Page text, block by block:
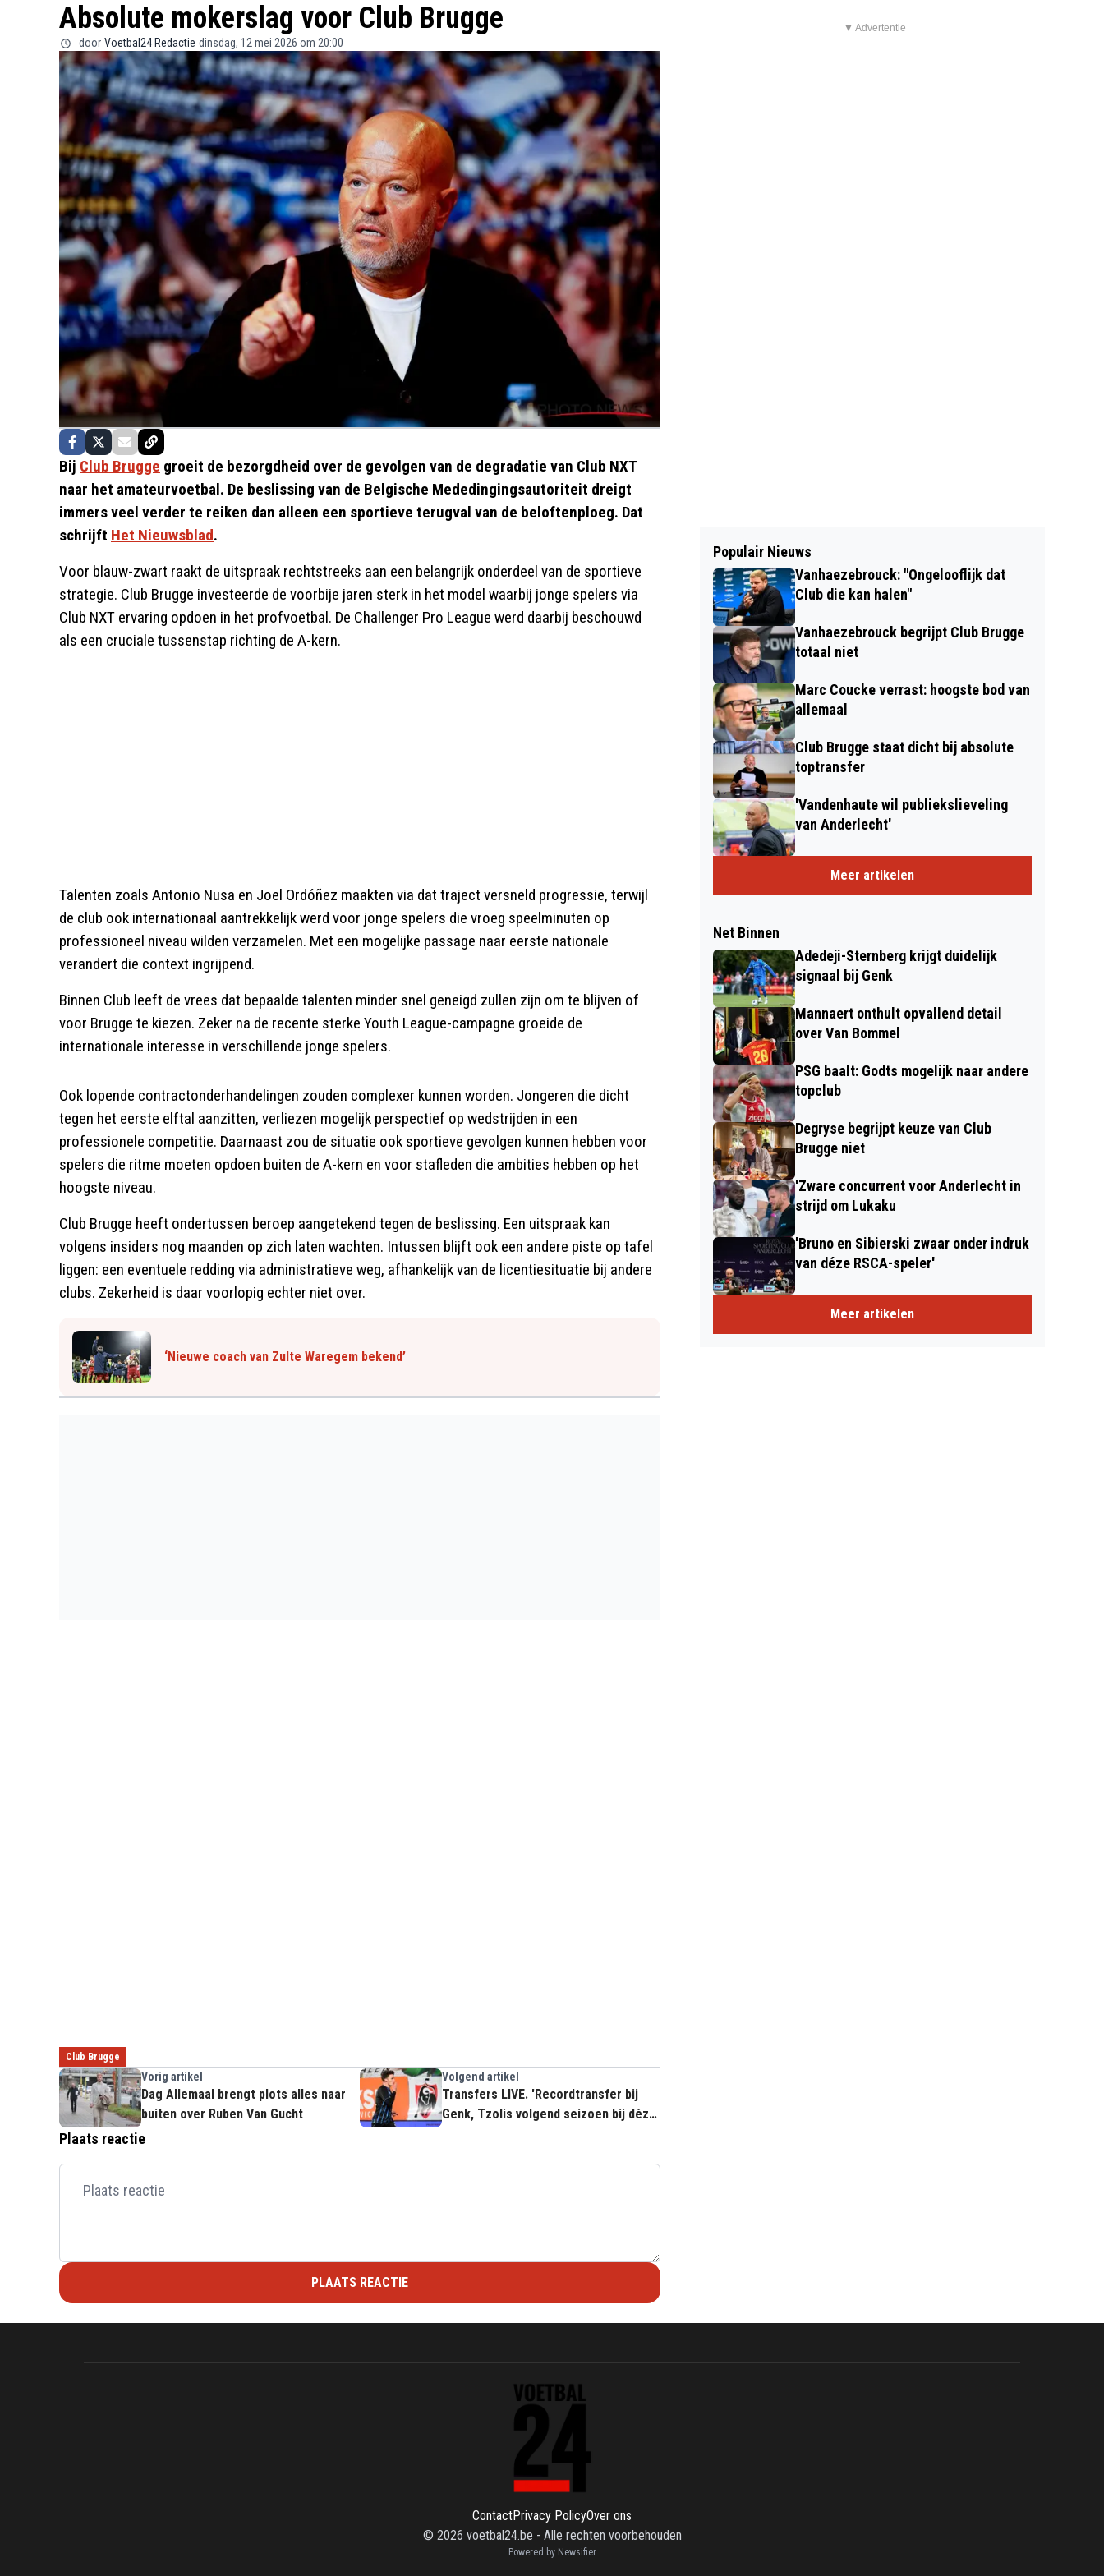
Absolute mokerslag voor Club Brugge
door Voetbal24 Redactie dinsdag, 12 mei 2026 om 20:00
Bij Club Brugge groeit de bezorgdheid over de gevolgen van de degradatie van Club NXT
naar het amateurvoetbal. De beslissing van de Belgische Mededingingsautoriteit dreigt
immers veel verder te reiken dan alleen een sportieve terugval van de beloftenploeg. Dat
schrijft Het Nieuwsblad.
Voor blauw-zwart raakt de uitspraak rechtstreeks aan een belangrijk onderdeel van de sportieve
strategie. Club Brugge investeerde de voorbije jaren sterk in het model waarbij jonge spelers via
Club NXT ervaring opdoen in het profvoetbal. De Challenger Pro League werd daarbij beschouwd
als een cruciale tussenstap richting de A-kern.
Talenten zoals Antonio Nusa en Joel Ordóñez maakten via dat traject versneld progressie, terwijl
de club ook internationaal aantrekkelijk werd voor jonge spelers die vroeg speelminuten op
professioneel niveau wilden verzamelen. Met een mogelijke passage naar eerste nationale
verandert die context ingrijpend.
Binnen Club leeft de vrees dat bepaalde talenten minder snel geneigd zullen zijn om te blijven of
voor Brugge te kiezen. Zeker na de recente sterke Youth League-campagne groeide de
internationale interesse in verschillende jonge spelers.
Ook lopende contractonderhandelingen zouden complexer kunnen worden. Jongeren die dicht
tegen het eerste elftal aanzitten, verliezen mogelijk perspectief op wedstrijden in een
professionele competitie. Daarnaast zou de situatie ook sportieve gevolgen kunnen hebben voor
spelers die ritme moeten opdoen buiten de A-kern en voor stafleden die ambities hebben op het
hoogste niveau.
Club Brugge heeft ondertussen beroep aangetekend tegen de beslissing. Een uitspraak kan
volgens insiders nog maanden op zich laten wachten. Intussen blijft ook een andere piste op tafel
liggen: een eventuele redding via administratieve weg, afhankelijk van de licentiesituatie bij andere
clubs. Zekerheid is daar voorlopig echter niet over.
‘Nieuwe coach van Zulte Waregem bekend’
Club Brugge
Vorig artikel
Dag Allemaal brengt plots alles naar
buiten over Ruben Van Gucht
Volgend artikel
Transfers LIVE. 'Recordtransfer bij
Genk, Tzolis volgend seizoen bij déze
Plaats reactie
PLAATS REACTIE
▼ Advertentie
Populair Nieuws
Vanhaezebrouck: "Ongelooflijk dat
Club die kan halen"
Vanhaezebrouck begrijpt Club Brugge
totaal niet
Marc Coucke verrast: hoogste bod van
allemaal
Club Brugge staat dicht bij absolute
toptransfer
'Vandenhaute wil publiekslieveling
van Anderlecht'
Meer artikelen
Net Binnen
Adedeji-Sternberg krijgt duidelijk
signaal bij Genk
Mannaert onthult opvallend detail
over Van Bommel
PSG baalt: Godts mogelijk naar andere
topclub
Degryse begrijpt keuze van Club
Brugge niet
'Zware concurrent voor Anderlecht in
strijd om Lukaku
'Bruno en Sibierski zwaar onder indruk
van déze RSCA-speler'
Meer artikelen
ContactPrivacy PolicyOver ons
© 2026 voetbal24.be - Alle rechten voorbehouden
Powered by Newsifier